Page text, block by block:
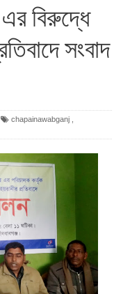
বিরুদ্ধে
সংবাদ
chapainawabganj